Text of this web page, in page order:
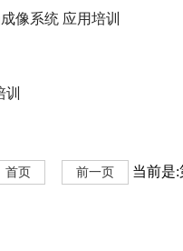
像系统 应用培训
首页 前一页 当前是